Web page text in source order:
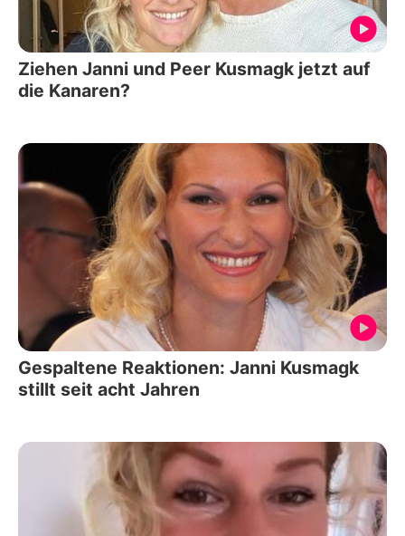
Ziehen Janni und Peer Kusmagk jetzt auf
die Kanaren?
Gespaltene Reaktionen: Janni Kusmagk
stillt seit acht Jahren